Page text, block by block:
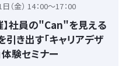
（金） 14：00～17：00
】社員の"Can"を見える
引き出す「キャリアデザ
体験セミナー